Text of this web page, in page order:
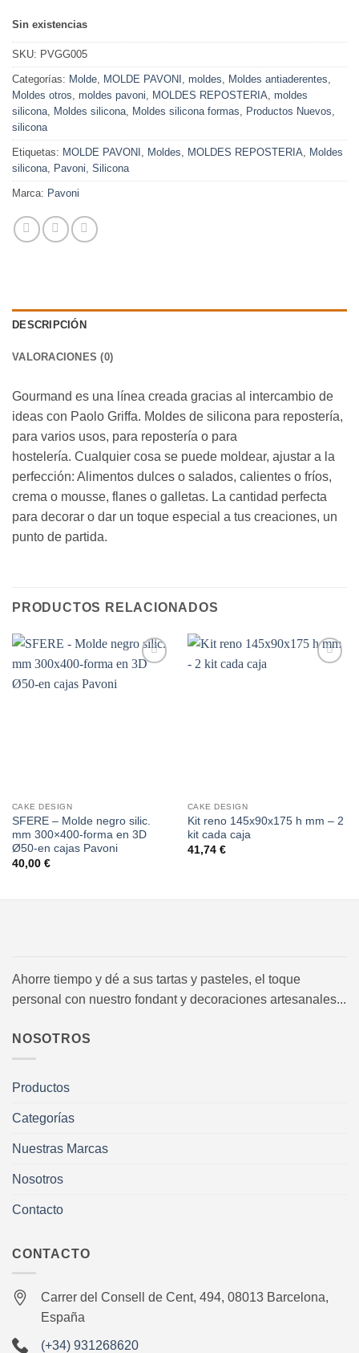
Sin existencias
SKU: PVGG005
Categorías: Molde MOLDE PAVONI moldes Moldes antiaderentes
Moldes otros moldes pavoni MOLDES REPOSTERIA moldes
silicona Moldes silicona Moldes silicona formas Productos Nuevos
silicona
Etiquetas: MOLDE PAVONI Moldes MOLDES REPOSTERIA
Moldes
silicona Pavoni Silicona
Marca: Pavoni
DESCRIPCIÓN
VALORACIONES (0)
Gourmand es una línea creada gracias al intercambio de
ideas con Paolo Griffa. Moldes de silicona para repostería,
para varios usos, para repostería o para
hostelería. Cualquier cosa se puede moldear, ajustar a la
perfección: Alimentos dulces o salados, calientes o fríos,
crema o mousse, flanes o galletas. La cantidad perfecta
para decorar o dar un toque especial a tus creaciones, un
punto de partida.
PRODUCTOS RELACIONADOS
CAKE DESIGN
SFERE – Molde negro silic.
mm 300×400-forma en 3D
Ø50-en cajas Pavoni
40,00 €
CAKE DESIGN
Kit reno 145x90x175 h mm – 2
kit cada caja
41,74 €
Ahorre tiempo y dé a sus tartas y pasteles, el toque
personal con nuestro fondant y decoraciones artesanales...
NOSOTROS
Productos
Categorías
Nuestras Marcas
Nosotros
Contacto
CONTACTO
Carrer del Consell de Cent, 494, 08013 Barcelona,
España
(+34) 931268620